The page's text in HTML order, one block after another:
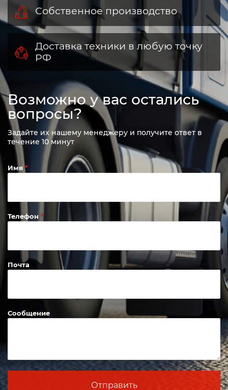
Собственное производство
Доставка техники в любую точку
РФ
Возможно у вас остались
вопросы?
Задайте их нашему менеджеру и получите ответ в
течение 10 минут
Имя
Телефон
Почта
Сообщение